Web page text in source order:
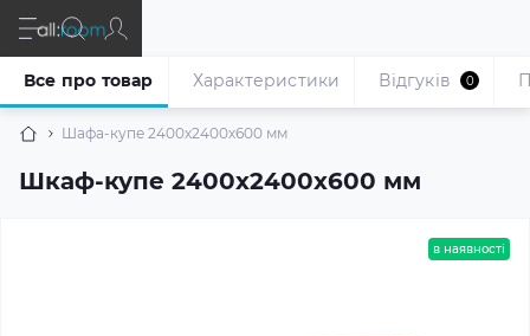
Шафа-купе 2400х2400х600 мм
Шкаф-купе 2400х2400х600 мм
Все про товар Характеристики Відгуків 0
в наявності